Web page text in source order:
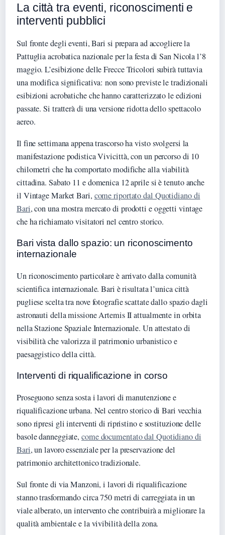
La città tra eventi, riconoscimenti e
interventi pubblici
Sul fronte degli eventi, Bari si prepara ad accogliere la
Pattuglia acrobatica nazionale per la festa di San Nicola l’8
maggio. L’esibizione delle Frecce Tricolori subirà tuttavia
una modifica significativa: non sono previste le tradizionali
esibizioni acrobatiche che hanno caratterizzato le edizioni
passate. Si tratterà di una versione ridotta dello spettacolo
aereo.
Il fine settimana appena trascorso ha visto svolgersi la
manifestazione podistica Vivicittà, con un percorso di 10
chilometri che ha comportato modifiche alla viabilità
cittadina. Sabato 11 e domenica 12 aprile si è tenuto anche
il Vintage Market Bari, come riportato dal Quotidiano di
Bari, con una mostra mercato di prodotti e oggetti vintage
che ha richiamato visitatori nel centro storico.
Bari vista dallo spazio: un riconoscimento
internazionale
Un riconoscimento particolare è arrivato dalla comunità
scientifica internazionale. Bari è risultata l’unica città
pugliese scelta tra nove fotografie scattate dallo spazio dagli
astronauti della missione Artemis II attualmente in orbita
nella Stazione Spaziale Internazionale. Un attestato di
visibilità che valorizza il patrimonio urbanistico e
paesaggistico della città.
Interventi di riqualificazione in corso
Proseguono senza sosta i lavori di manutenzione e
riqualificazione urbana. Nel centro storico di Bari vecchia
sono ripresi gli interventi di ripristino e sostituzione delle
basole danneggiate,come documentato dal Quotidiano di
Bari, un lavoro essenziale per la preservazione del
patrimonio architettonico tradizionale.
Sul fronte di via Manzoni, i lavori di riqualificazione
stanno trasformando circa 750 metri di carreggiata in un
viale alberato, un intervento che contribuirà a migliorare la
qualità ambientale e la vivibilità della zona.